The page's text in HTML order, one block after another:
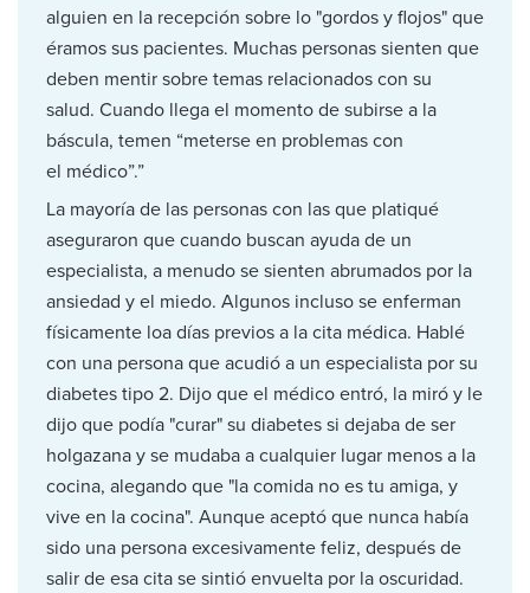
alguien en la recepción sobre lo "gordos y flojos" que
éramos sus pacientes. Muchas personas sienten que
deben mentir sobre temas relacionados con su
salud. Cuando llega el momento de subirse a la
báscula, temen “meterse en problemas con
el médico”.”
La mayoría de las personas con las que platiqué
aseguraron que cuando buscan ayuda de un
especialista, a menudo se sienten abrumados por la
ansiedad y el miedo. Algunos incluso se enferman
físicamente loa días previos a la cita médica. Hablé
con una persona que acudió a un especialista por su
diabetes tipo 2. Dijo que el médico entró, la miró y le
dijo que podía "curar" su diabetes si dejaba de ser
holgazana y se mudaba a cualquier lugar menos a la
cocina, alegando que "la comida no es tu amiga, y
vive en la cocina". Aunque aceptó que nunca había
sido una persona excesivamente feliz, después de
salir de esa cita se sintió envuelta por la oscuridad.